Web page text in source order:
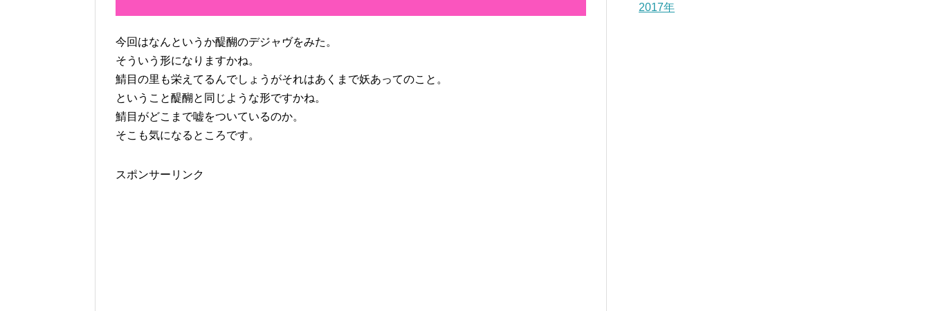
今回はなんというか醍醐のデジャヴをみた。
そういう形になりますかね。
鯖目の里も栄えてるんでしょうがそれはあくまで妖あってのこと。
ということ醍醐と同じような形ですかね。
鯖目がどこまで嘘をついているのか。
そこも気になるところです。
スポンサーリンク
2017年